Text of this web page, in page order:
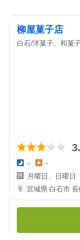
柳屋菓子店
白石/洋菓子、和菓
夜
の
金
-
昼
の
金
額
-
月曜日、日曜日
宮城県 白石市